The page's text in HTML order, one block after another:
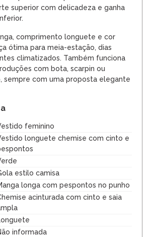
superior com delicadeza e ganha
comprimento longuete e cor
ótima para meia-estação, dias
climatizados. Também funciona
com bota, scarpin ou
sempre com uma proposta elegante
feminino
longuete chemise com cinto e
estilo camisa
longa com pespontos no punho
acinturada com cinto e saia
informada